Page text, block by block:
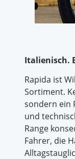
Italienisch.
Rapida ist
Sortiment.
sondern ein
und
Range
Fahrer, die